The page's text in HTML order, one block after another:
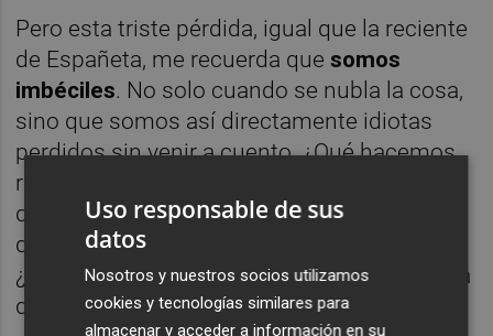
Pero esta triste pérdida, igual que la reciente
de Españeta, me recuerda quesomos
imbéciles. No solo cuando se nubla la cosa,
sino que somos así directamente idiotas
perdidos sin venir a cuento. ¿Qué hacemos
reprochándonos las cosas entre nosotros
día tras día? ¿Por qué no nos ayudamos y
dejamos de pegarnos incansablemente?
¿Qué más nos tiene que enseñar la vida para
decirnos que el camino no es el odio?
Uso responsable de sus
datos
Nosotros y nuestros socios utilizamos
cookies y tecnologías similares para
almacenar y acceder a información en su